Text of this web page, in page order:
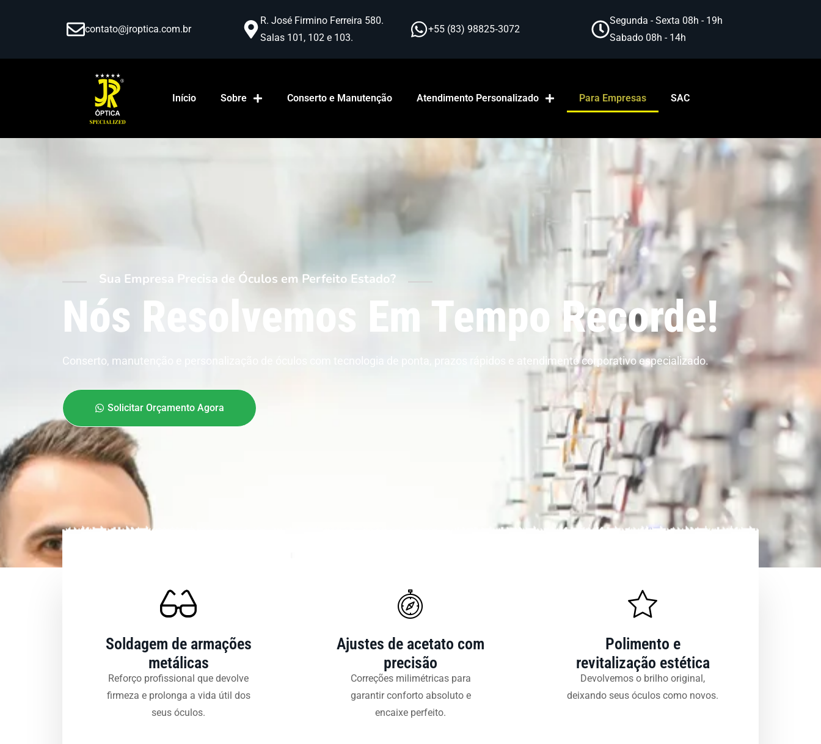
contato@jroptica.com.br
R. José Firmino Ferreira 580.
Salas 101, 102 e 103.
+55 (83) 98825‑3072
Segunda - Sexta 08h - 19h
Sabado 08h - 14h
Início Sobre Conserto e Manutenção Atendimento Personalizado Para Empresas SAC
Sua Empresa Precisa de Óculos em Perfeito Estado?
Nós Resolvemos Em Tempo Recorde!
Conserto, manutenção e personalização de óculos com tecnologia de ponta, prazos rápidos e atendimento corporativo especializado.
Solicitar Orçamento Agora
Soldagem de armações
metálicas
Reforço profissional que devolve
firmeza e prolonga a vida útil dos
seus óculos.
Ajustes de acetato com
precisão
Correções milimétricas para
garantir conforto absoluto e
encaixe perfeito.
Polimento e
revitalização estética
Devolvemos o brilho original,
deixando seus óculos como novos.